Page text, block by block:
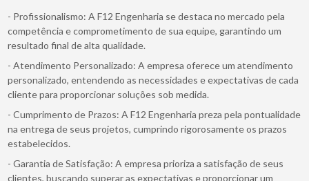
- Profissionalismo: A F12 Engenharia se destaca no mercado pela
competência e comprometimento de sua equipe, garantindo um
resultado final de alta qualidade.
- Atendimento Personalizado: A empresa oferece um atendimento
personalizado, entendendo as necessidades e expectativas de cada
cliente para proporcionar soluções sob medida.
- Cumprimento de Prazos: A F12 Engenharia preza pela pontualidade
na entrega de seus projetos, cumprindo rigorosamente os prazos
estabelecidos.
- Garantia de Satisfação: A empresa prioriza a satisfação de seus
clientes, buscando superar as expectativas e proporcionar um